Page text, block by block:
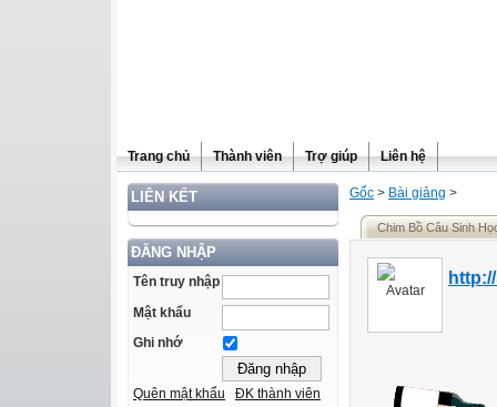
Trang chủ Thành viên Trợ giúp Liên hệ
LIÊN KẾT
ĐĂNG NHẬP
Tên truy nhập
Mật khẩu
Ghi nhớ
Quên mật khẩu ĐK thành viên
Gốc > Bài giảng >
Chim Bồ Câu Sinh